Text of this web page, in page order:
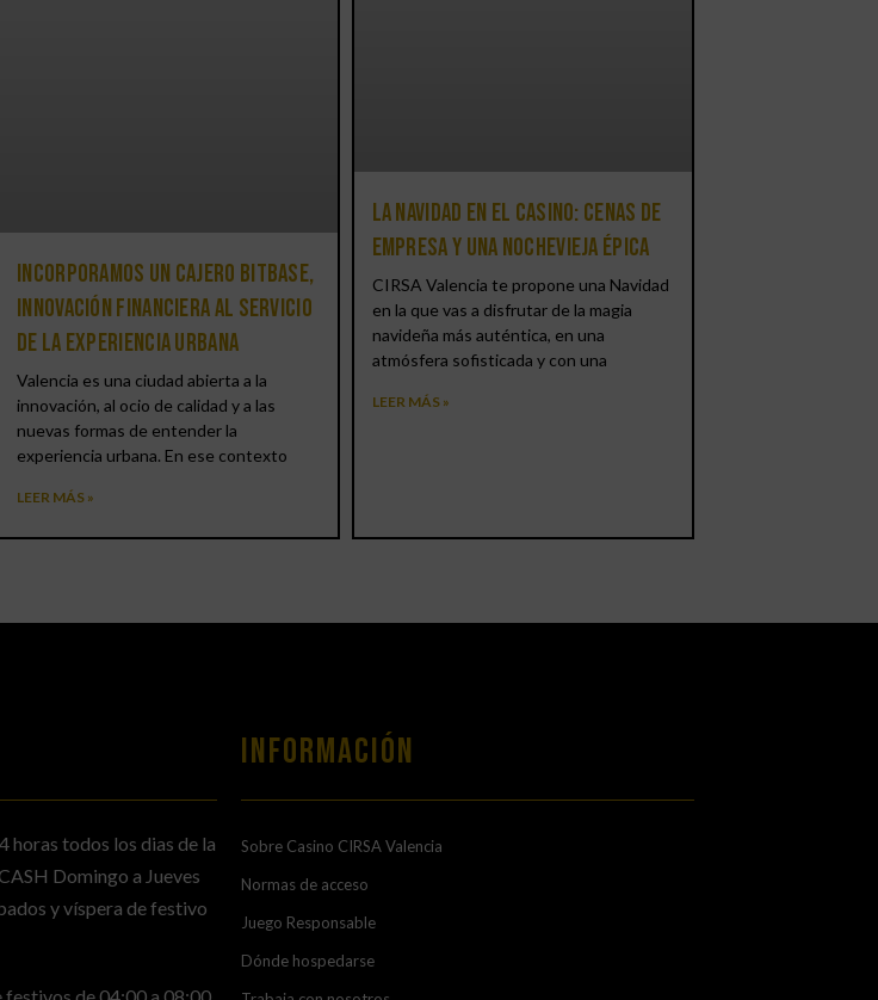
Incorporamos un cajero BitBase,
innovación financiera al servicio
de la experiencia urbana
Valencia es una ciudad abierta a la
innovación, al ocio de calidad y a las
nuevas formas de entender la
experiencia urbana. En ese contexto
LEER MÁS »
La Navidad en el Casino: cenas de
empresa y una Nochevieja épica
CIRSA Valencia te propone una Navidad
en la que vas a disfrutar de la magia
navideña más auténtica, en una
atmósfera sofisticada y con una
LEER MÁS »
horas todos los dias de la
Domingo a Jueves
y víspera de festivo
Información
Sobre Casino CIRSA Valencia
Normas de acceso
Juego Responsable
Dónde hospedarse